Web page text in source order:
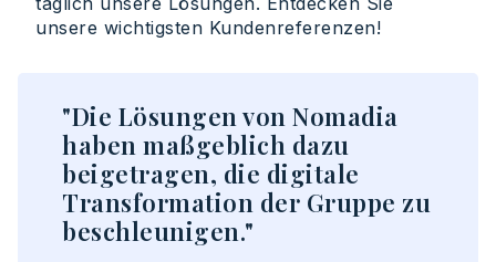
unsere wichtigsten Kundenreferenzen!
"Die Lösungen von Nomadia
haben maßgeblich dazu
beigetragen, die digitale
Transformation der Gruppe zu
beschleunigen."